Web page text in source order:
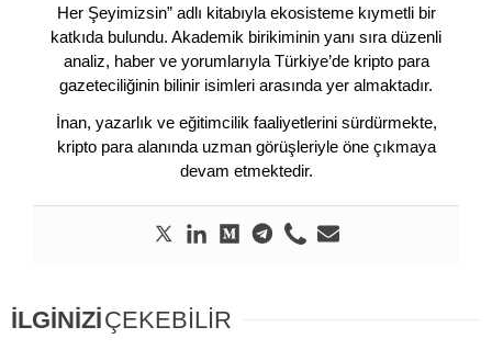
Her Şeyimizsin” adlı kitabıyla ekosisteme kıymetli bir
katkıda bulundu. Akademik birikiminin yanı sıra düzenli
analiz, haber ve yorumlarıyla Türkiye’de kripto para
gazeteciliğinin bilinir isimleri arasında yer almaktadır.
İnan, yazarlık ve eğitimcilik faaliyetlerini sürdürmekte,
kripto para alanında uzman görüşleriyle öne çıkmaya
devam etmektedir.
İLGİNİZİÇEKEBİLİR